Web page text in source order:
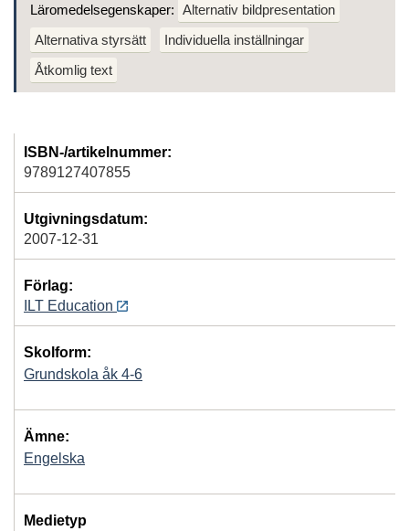
Läromedelsegenskaper: Alternativ bildpresentation
Alternativa styrsätt
Individuella inställningar
Åtkomlig text
ISBN-/artikelnummer:
9789127407855
Utgivningsdatum:
2007-12-31
Förlag:
ILT Education
Skolform:
Grundskola åk 4-6
Ämne:
Engelska
Medietyp